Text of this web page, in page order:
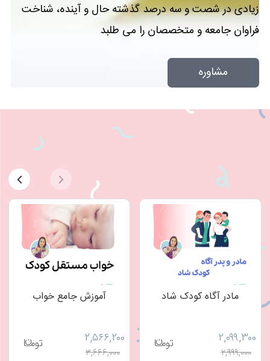
زیادی در شصت و سه درصد گذشته حال و آینده، شناخت
فراوان جامعه و متخصصان را می طلبد
مشاوره
مادر آگاه کودک شاد
۲,۰۹۹,۳۰۰
۲,۹۹۹,۰۰۰
آموزش جامع خواب
۲,۵۶۶,۲۰۰
۳,۶۶۶,۰۰۰